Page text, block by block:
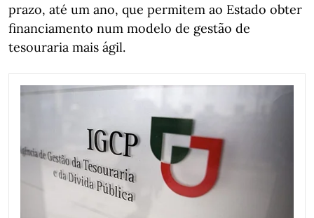
prazo, até um ano, que permitem ao Estado obter
financiamento num modelo de gestão de
tesouraria mais ágil.